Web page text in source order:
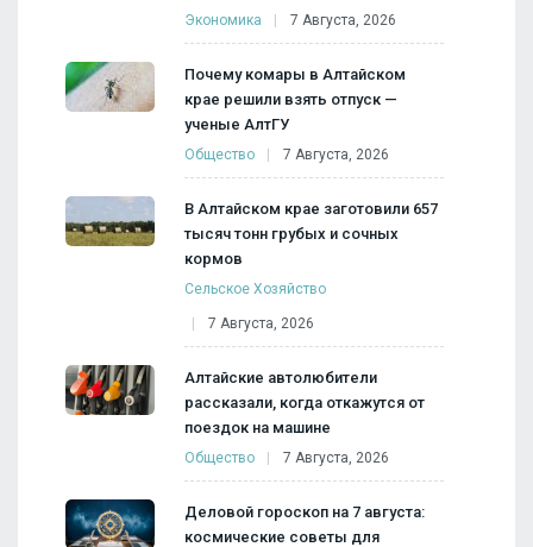
Экономика 7 Августа, 2026
Почему комары в Алтайском
крае решили взять отпуск —
ученые АлтГУ
Общество 7 Августа, 2026
В Алтайском крае заготовили 657
тысяч тонн грубых и сочных
кормов
Сельское Хозяйство
7 Августа, 2026
Алтайские автолюбители
рассказали, когда откажутся от
поездок на машине
Общество 7 Августа, 2026
Деловой гороскоп на 7 августа:
космические советы для